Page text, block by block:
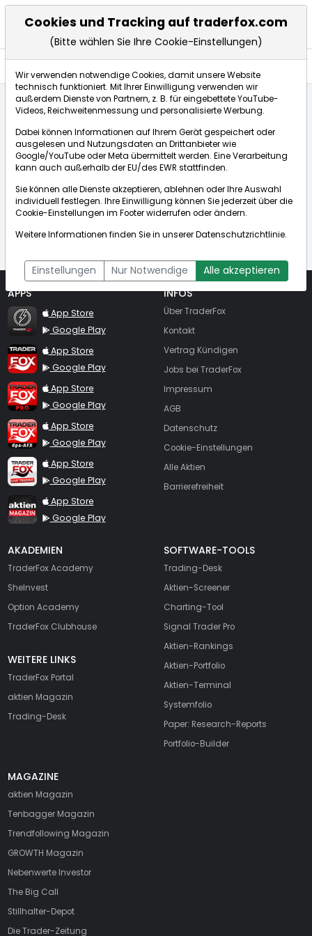
Anlagetrends
Das Wertpapier konnte nicht gefunden
werden!
APPS
TraderFox Flash
App Store
Google Play
TraderFox App
App Store
Google Play
TraderFox Pro
App Store
Google Play
TraderFox dpa-AFX ProFeed
App Store
Google Play
TraderFox Live Trading
App Store
Google Play
TraderFox aktien Magazin
App Store
Google Play
INFOS
Über TraderFox
Kontakt
Vertrag Kündigen
Jobs bei TraderFox
Impressum
AGB
Datenschutz
Cookie-Einstellungen
Alle Aktien
Barrierefreiheit
AKADEMIEN
TraderFox Academy
SheInvest
Option Academy
TraderFox Clubhouse
WEITERE LINKS
TraderFox Portal
aktien Magazin
Trading-Desk
SOFTWARE-TOOLS
Trading-Desk
Aktien-Screener
Charting-Tool
Signal Trader Pro
Aktien-Rankings
Aktien-Portfolio
Aktien-Terminal
Systemfolio
Paper: Research-Reports
Portfolio-Builder
MAGAZINE
aktien Magazin
Tenbagger Magazin
Trendfollowing Magazin
GROWTH Magazin
Nebenwerte Investor
The Big Call
Stillhalter-Depot
Die Trader-Zeitung
Cookies und Tracking auf traderfox.com
(Bitte wählen Sie Ihre Cookie-Einstellungen)
Wir verwenden notwendige Cookies, damit unsere Website
technisch funktioniert. Mit Ihrer Einwilligung verwenden wir
außerdem Dienste von Partnern, z. B. für eingebettete YouTube-
Videos, Reichweitenmessung und personalisierte Werbung.
Dabei können Informationen auf Ihrem Gerät gespeichert oder
ausgelesen und Nutzungsdaten an Drittanbieter wie
Google/YouTube oder Meta übermittelt werden. Eine Verarbeitung
kann auch außerhalb der EU/des EWR stattfinden.
Sie können alle Dienste akzeptieren, ablehnen oder Ihre Auswahl
individuell festlegen. Ihre Einwilligung können Sie jederzeit über die
Cookie-Einstellungen im Footer widerrufen oder ändern.
Weitere Informationen finden Sie in unsererDatenschutzrichtlinie.
Einstellungen Nur Notwendige Alle akzeptieren